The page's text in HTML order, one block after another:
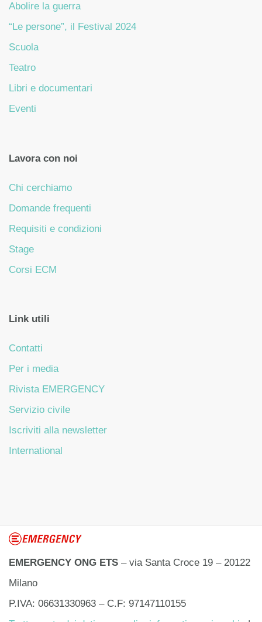
Abolire la guerra
“Le persone”, il Festival 2024
Scuola
Teatro
Libri e documentari
Eventi
Lavora con noi
Chi cerchiamo
Domande frequenti
Requisiti e condizioni
Stage
Corsi ECM
Link utili
Contatti
Per i media
Rivista EMERGENCY
Servizio civile
Iscriviti alla newsletter
International
EMERGENCY ONG ETS – via Santa Croce 19 – 20122
Milano
P.IVA: 06631330963 – C.F: 97147110155